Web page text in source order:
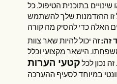
בתוכנית הטיפול. כל
זו ההזדמנות שלך להשתמש
זה:זה יכול להיות שאר צוות
הישאר מקצועי וכלל
נכון לכל